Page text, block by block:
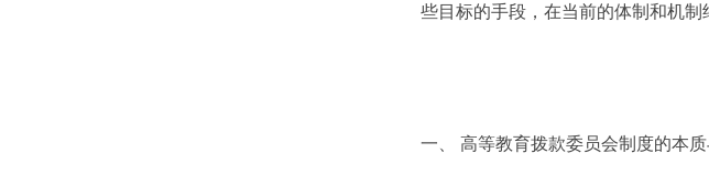
些目标的手段，在当前的体制和机制
一、 高等教育拨款委员会制度的本